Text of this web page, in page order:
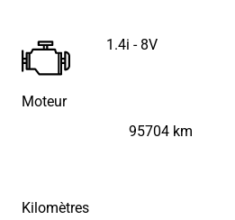
Moteur
1.4i - 8V
Kilomètres
95704 km